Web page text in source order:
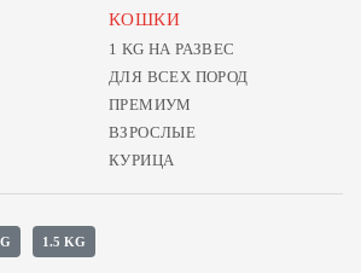
КОШКИ
1 KG НА РАЗВЕС
ДЛЯ ВСЕХ ПОРОД
ПРЕМИУМ
ВЗРОСЛЫЕ
КУРИЦА
1.5 KG